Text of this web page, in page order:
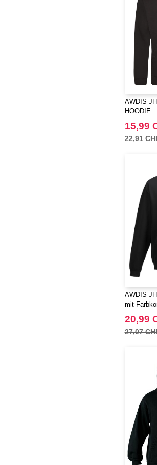
AWDIS
HOODIE
15,99
22,91
AWDIS
mit
20,99
27,07